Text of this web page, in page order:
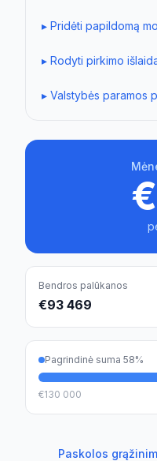
▸ Pridėti papildomą
▸ Rodyti pirkimo
▸ Valstybės paramos
Bendros palūkanos
€93 469
Pagrindinė suma 58%
€130 000
Paskolos